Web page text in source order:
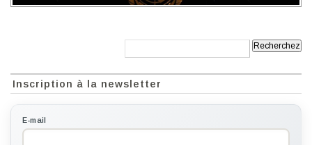
Recherche:
Inscription à la newsletter
E-mail